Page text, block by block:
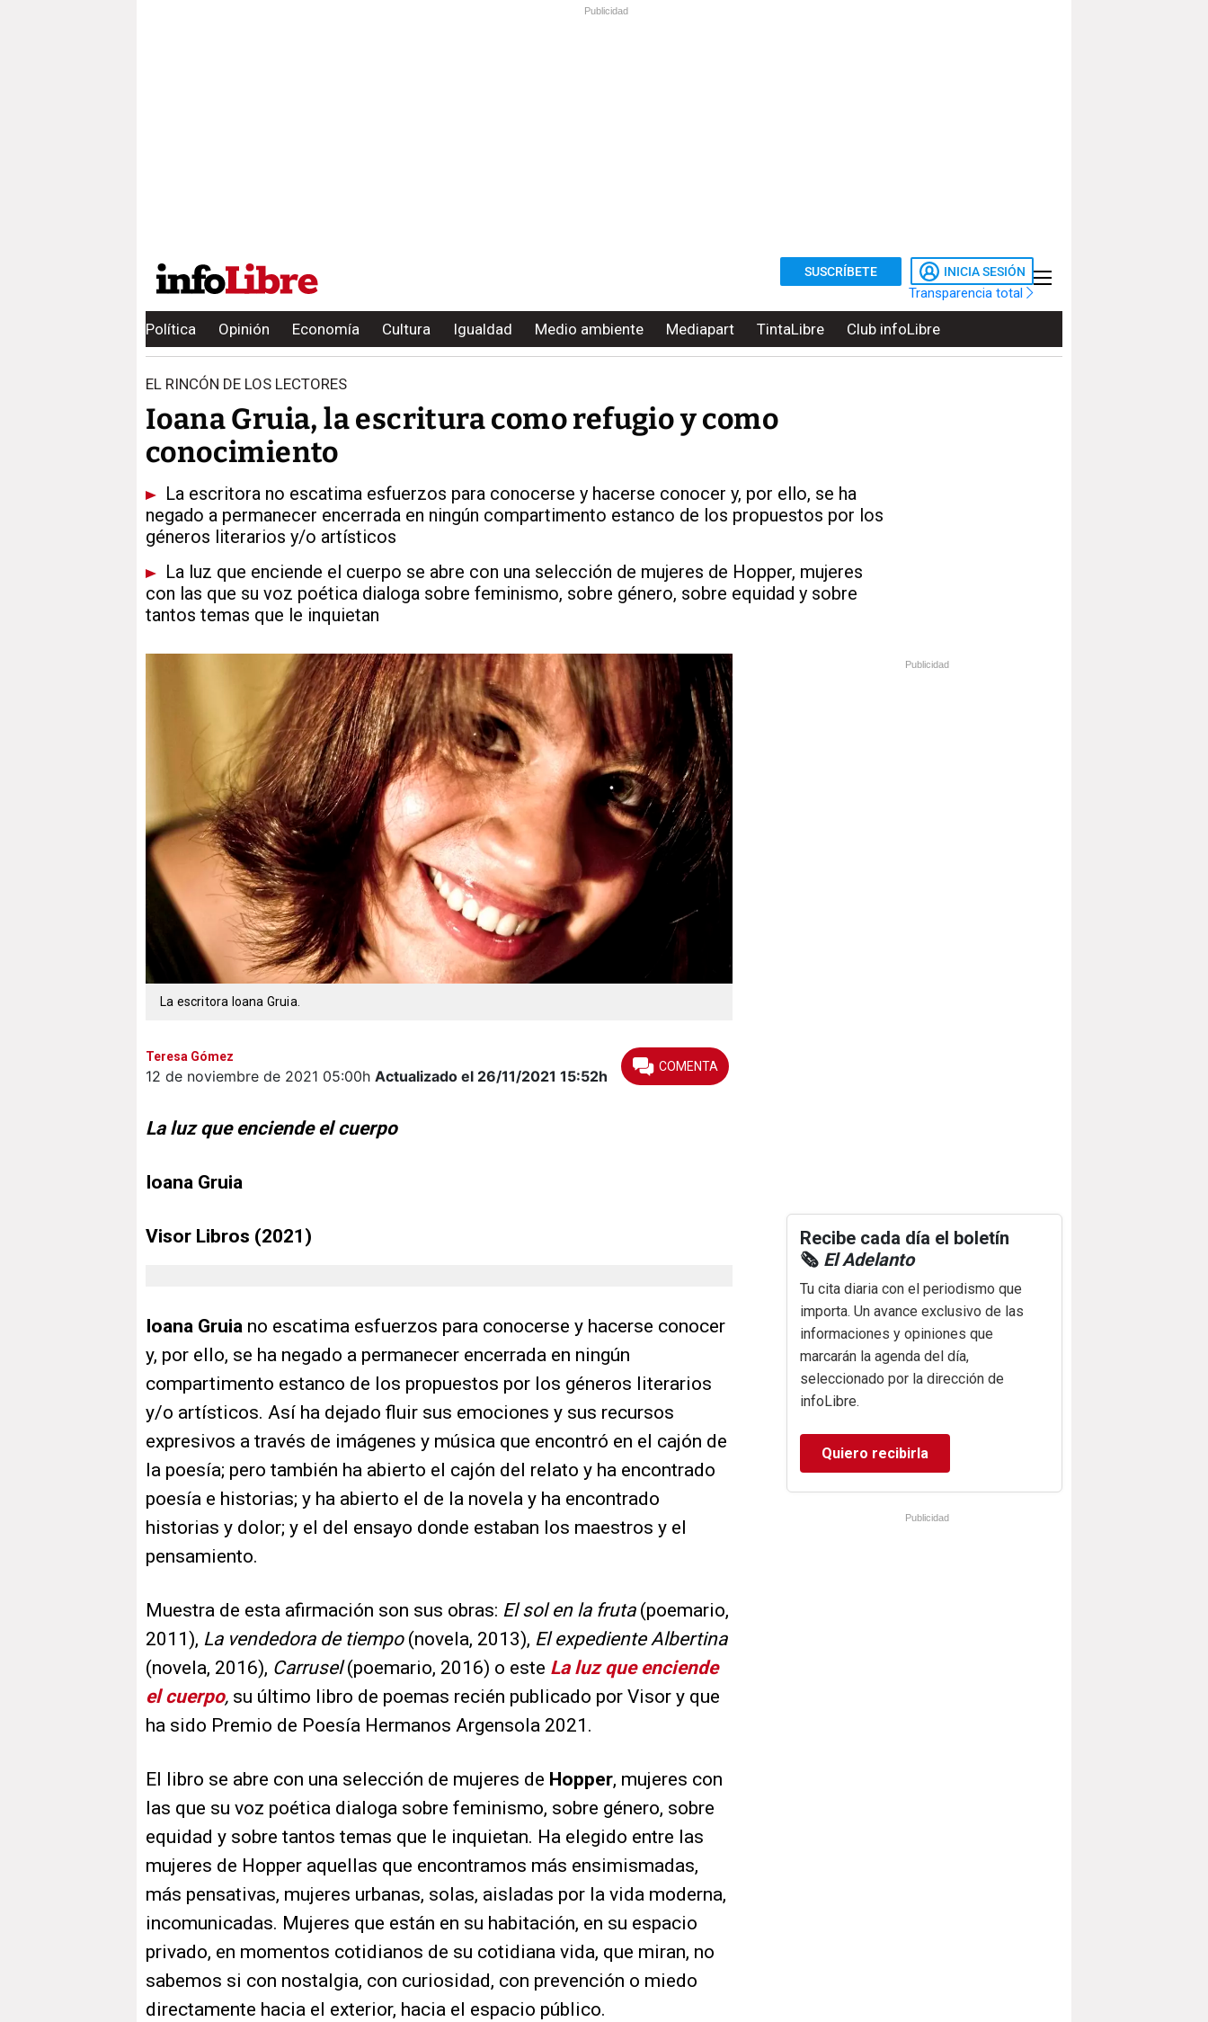
Publicidad
SUSCRÍBETE INICIA SESIÓN
Transparencia total
Política Opinión Economía Cultura Igualdad Medio ambiente Mediapart TintaLibre Club infoLibre
EL RINCÓN DE LOS LECTORES
Ioana Gruia, la escritura como refugio y como
conocimiento
La escritora no escatima esfuerzos para conocerse y hacerse conocer y, por ello, se ha
negado a permanecer encerrada en ningún compartimento estanco de los propuestos por los
géneros literarios y/o artísticos
La luz que enciende el cuerpo se abre con una selección de mujeres de Hopper, mujeres
con las que su voz poética dialoga sobre feminismo, sobre género, sobre equidad y sobre
tantos temas que le inquietan
La escritora Ioana Gruia.
Teresa Gómez
12 de noviembre de 2021 05:00h Actualizado el 26/11/2021 15:52h
La luz que enciende el cuerpo
Ioana Gruia
Visor Libros (2021)
Ioana Gruia no escatima esfuerzos para conocerse y hacerse conocer
y, por ello, se ha negado a permanecer encerrada en ningún
compartimento estanco de los propuestos por los géneros literarios
y/o artísticos. Así ha dejado fluir sus emociones y sus recursos
expresivos a través de imágenes y música que encontró en el cajón de
la poesía; pero también ha abierto el cajón del relato y ha encontrado
poesía e historias; y ha abierto el de la novela y ha encontrado
historias y dolor; y el del ensayo donde estaban los maestros y el
pensamiento.
Muestra de esta afirmación son sus obras: El sol en la fruta(poemario,
2011), La vendedora de tiempo(novela, 2013), El expediente Albertina
(novela, 2016), Carrusel(poemario, 2016) o este La luz que enciende
el cuerpo, su último libro de poemas recién publicado por Visor y que
ha sido Premio de Poesía Hermanos Argensola 2021.
El libro se abre con una selección de mujeres de Hopper, mujeres con
las que su voz poética dialoga sobre feminismo, sobre género, sobre
equidad y sobre tantos temas que le inquietan. Ha elegido entre las
mujeres de Hopper aquellas que encontramos más ensimismadas,
más pensativas, mujeres urbanas, solas, aisladas por la vida moderna,
incomunicadas. Mujeres que están en su habitación, en su espacio
privado, en momentos cotidianos de su cotidiana vida, que miran, no
sabemos si con nostalgia, con curiosidad, con prevención o miedo
directamente hacia el exterior, hacia el espacio público.
Publicidad
Recibe cada día el boletín
🗞️ El Adelanto
Tu cita diaria con el periodismo que
importa. Un avance exclusivo de las
informaciones y opiniones que
marcarán la agenda del día,
seleccionado por la dirección de
infoLibre.
Quiero recibirla
Publicidad